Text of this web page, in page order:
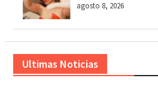
agosto 8, 2026
Ultimas Noticias